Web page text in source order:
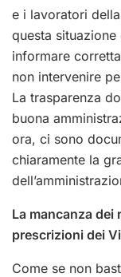
e i lavoratori
questa
informare
non intervenire
La trasparenza
buona
ora, ci sono
chiaramente la
La mancanza dei
prescrizioni dei
Come se non